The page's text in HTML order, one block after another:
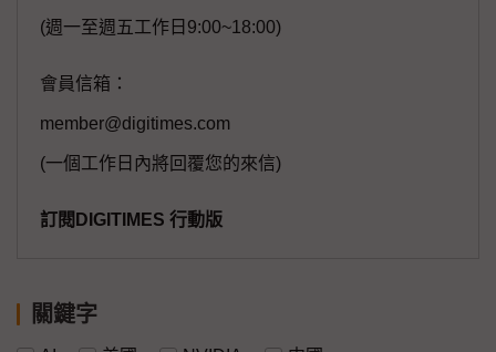
(週一至週五工作日9:00~18:00)
會員信箱：
member@digitimes.com
(一個工作日內將回覆您的來信)
訂閱DIGITIMES 行動版
關鍵字